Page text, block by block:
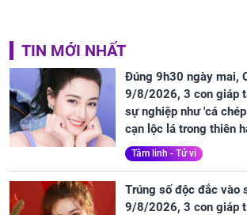
TIN MỚI NHẤT
Đúng 9h30 ngày mai,
9/8/2026, 3 con giáp
sự nghiệp như 'cá
cạn lộc lá trong thiên
Tâm linh - Tử vi
Trúng số độc đắc vào
9/8/2026, 3 con giáp